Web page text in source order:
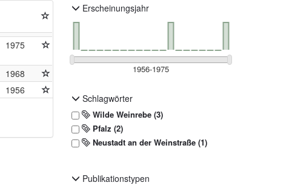
1975
1968
1956
Erscheinungsjahr
Schlagwörter
Wilde Weinrebe (3)
Pfalz (2)
Neustadt an der Weinstraße (1)
Publikationstypen